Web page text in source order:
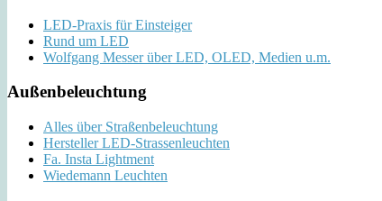
LED-Praxis für Einsteiger
Rund um LED
Wolfgang Messer über LED, OLED, Medien u.m.
Außenbeleuchtung
Alles über Straßenbeleuchtung
Hersteller LED-Strassenleuchten
Fa. Insta Lightment
Wiedemann Leuchten